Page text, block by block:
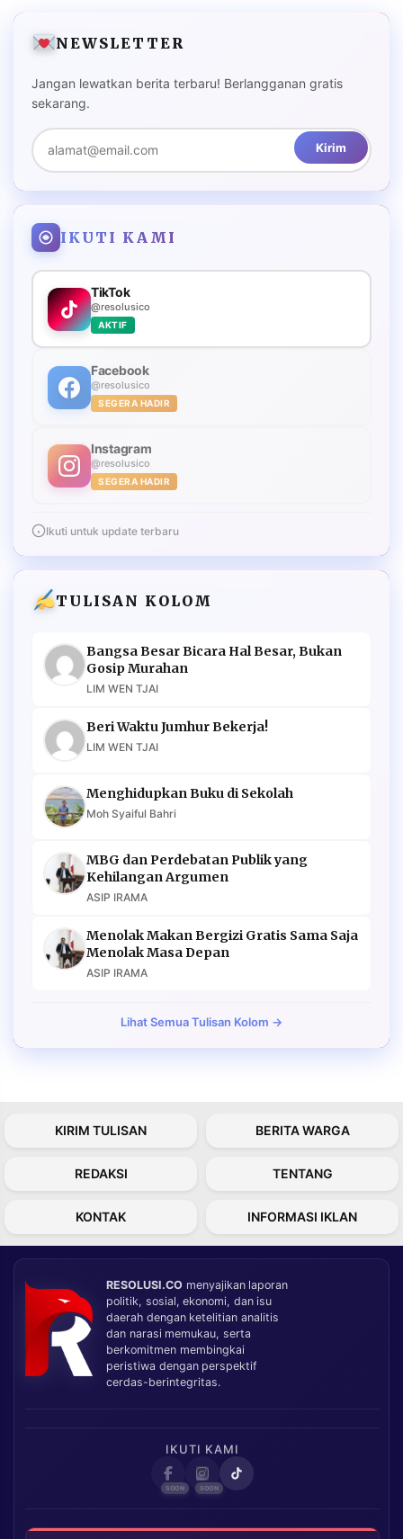
NEWSLETTER
Jangan lewatkan berita terbaru! Berlangganan gratis
sekarang.
Kirim
IKUTI KAMI
TikTok
@resolusico
AKTIF
Facebook
@resolusico
SEGERA HADIR
Instagram
@resolusico
SEGERA HADIR
Ikuti untuk update terbaru
TULISAN KOLOM
Bangsa Besar Bicara Hal Besar, Bukan
Gosip Murahan
LIM WEN TJAI
Beri Waktu Jumhur Bekerja!
LIM WEN TJAI
Menghidupkan Buku di Sekolah
Moh Syaiful Bahri
MBG dan Perdebatan Publik yang
Kehilangan Argumen
ASIP IRAMA
Menolak Makan Bergizi Gratis Sama Saja
Menolak Masa Depan
ASIP IRAMA
Lihat Semua Tulisan Kolom →
KIRIM TULISAN BERITA WARGA
REDAKSI TENTANG
KONTAK INFORMASI IKLAN
RESOLUSI.CO menyajikan laporan
politik, sosial, ekonomi, dan isu
daerah dengan ketelitian analitis
dan narasi memukau, serta
berkomitmen membingkai
peristiwa dengan perspektif
cerdas-berintegritas.
IKUTI KAMI